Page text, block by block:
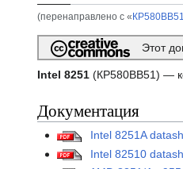
(перенаправлено с «
Этот
Intel 8251 (КР580ВВ51) —
Документация
Intel 8251A
Intel 82510